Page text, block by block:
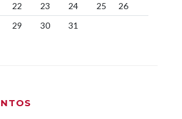
22 23 24 25
26
29 30 31